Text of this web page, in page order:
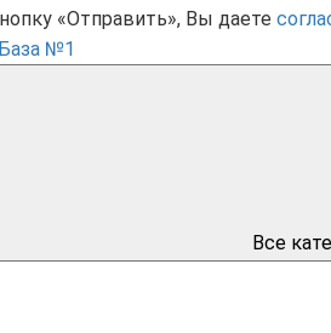
«Отправить», Вы даете
Все